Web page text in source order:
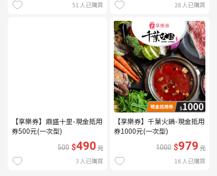
51 人已購買
28 人已購買
【享樂券】鼎盛十里-現金抵用
券500元(一次型)
500 $490元
3 人已購買
【享樂券】千葉火鍋-現金抵用
券1000元(一次型)
1000 $979元
16 人已購買